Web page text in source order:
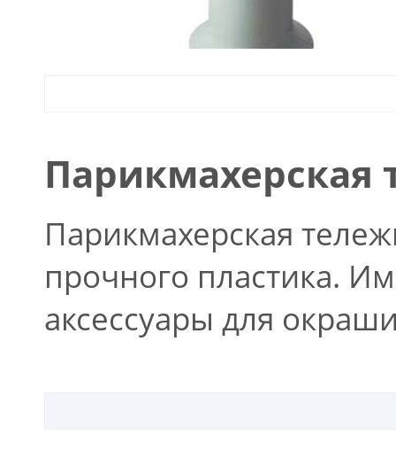
Парикмахерская
Парикмахерская
прочного пластика.
аксессуары для